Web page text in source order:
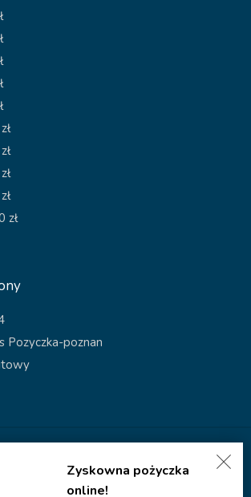
Zyskowna pożyczka
online!
zł
Pozyczka-poznan
Polityka prywatności